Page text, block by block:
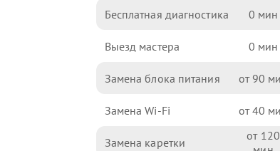
Бесплатная диагностика 0
Выезд мастера 0
Замена блока питания 90
Замена Wi-Fi 40
Замена каретки 120